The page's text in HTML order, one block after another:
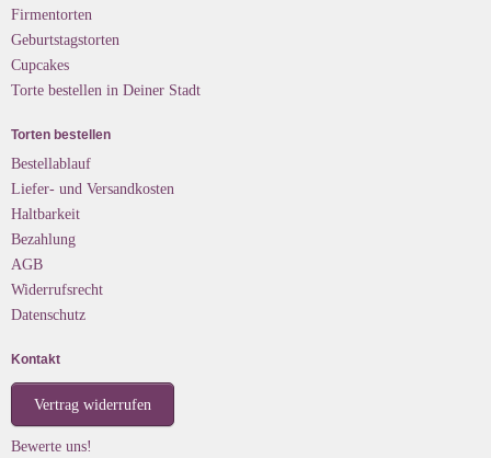
Firmentorten
Geburtstagstorten
Cupcakes
Torte bestellen in Deiner Stadt
Torten bestellen
Bestellablauf
Liefer- und Versandkosten
Haltbarkeit
Bezahlung
AGB
Widerrufsrecht
Datenschutz
Kontakt
Vertrag widerrufen
Bewerte uns!